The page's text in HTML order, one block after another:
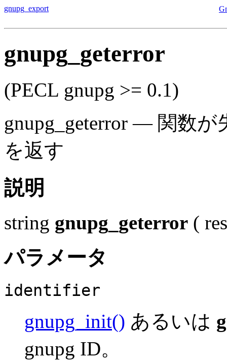
gnupg_export
gnupg_geterror
(PECL gnupg >= 0.1)
gnupg_geterror — 関数が
を返す
説明
string gnupg_geterror (
パラメータ
identifier
gnupg_init() あるいは
gnupg ID。